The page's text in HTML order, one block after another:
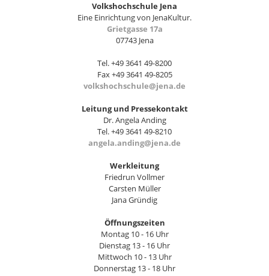
Volkshochschule Jena
Eine Einrichtung von JenaKultur.
Grietgasse 17a
07743 Jena
Tel. +49 3641 49-8200
Fax +49 3641 49-8205
volkshochschule@jena.de
Leitung und Pressekontakt
Dr. Angela Anding
Tel. +49 3641 49-8210
angela.anding@jena.de
Werkleitung
Friedrun Vollmer
Carsten Müller
Jana Gründig
Öffnungszeiten
Montag 10 - 16 Uhr
Dienstag 13 - 16 Uhr
Mittwoch 10 - 13 Uhr
Donnerstag 13 - 18 Uhr